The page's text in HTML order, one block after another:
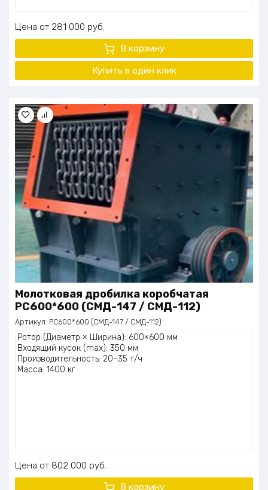
Цена 281 000 руб.
В корзину
Купить в один клик
Молотковая дробилка коробчатая
PC600*600 (СМД-147 / СМД-112)
Артикул: PC600*600 (СМД-147 / СМД-112)
Ротор (Диаметр × Ширина): 600×600 мм
Входящий кусок (max): 350 мм
Производительность: 20–35 т/ч
Масса: 1400 кг
Цена 802 000 руб.
В корзину